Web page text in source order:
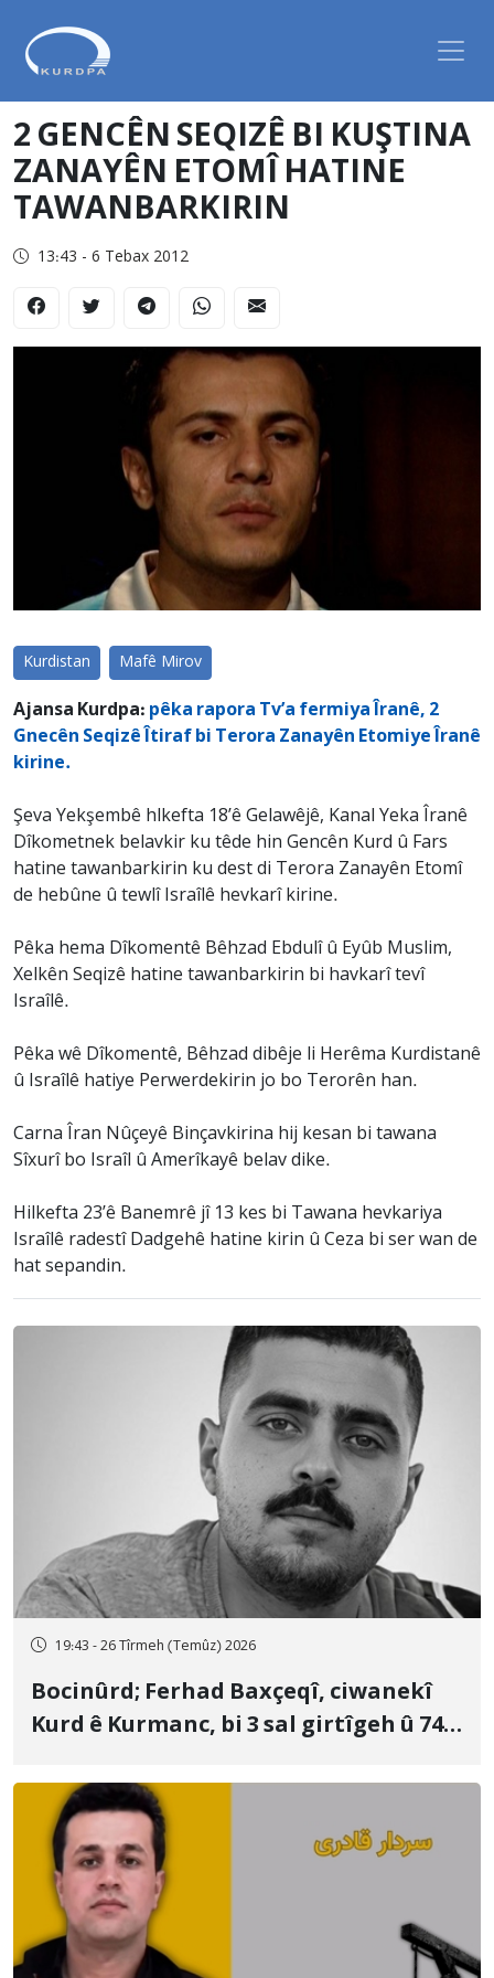
2 GENCÊN SEQIZÊ BI KUŞTINA
ZANAYÊN ETOMÎ HATINE
TAWANBARKIRIN
13:43 - 6 Tebax 2012
Kurdistan Mafê Mirov
Ajansa Kurdpa: pêka rapora Tv’a fermiya Îranê, 2
Gnecên Seqizê Îtiraf bi Terora Zanayên Etomiye Îranê
kirine.
Şeva Yekşembê hlkefta 18’ê Gelawêjê, Kanal Yeka Îranê
Dîkometnek belavkir ku têde hin Gencên Kurd û Fars
hatine tawanbarkirin ku dest di Terora Zanayên Etomî
de hebûne û tewlî Israîlê hevkarî kirine.
Pêka hema Dîkomentê Bêhzad Ebdulî û Eyûb Muslim,
Xelkên Seqizê hatine tawanbarkirin bi havkarî tevî
Israîlê.
Pêka wê Dîkomentê, Bêhzad dibêje li Herêma Kurdistanê
û Israîlê hatiye Perwerdekirin jo bo Terorên han.
Carna Îran Nûçeyê Binçavkirina hij kesan bi tawana
Sîxurî bo Israîl û Amerîkayê belav dike.
Hilkefta 23’ê Banemrê jî 13 kes bi Tawana hevkariya
Israîlê radestî Dadgehê hatine kirin û Ceza bi ser wan de
hat sepandin.
19:43 - 26 Tîrmeh (Temûz) 2026
Bocinûrd; Ferhad Baxçeqî, ciwanekî
Kurd ê Kurmanc, bi 3 sal girtîgeh û 74